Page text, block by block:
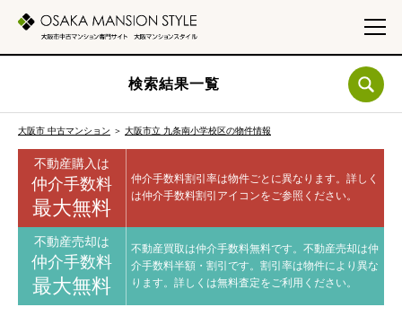
検索結果一覧
大阪市 中古マンション ＞ 大阪市立 九条南小学校区の物件情報
不動産購入は
仲介手数料
最大無料
仲介手数料割引率は物件ごとに異なります。 詳しく
は仲介手数料割引アイコンをご参照ください。
不動産売却は
仲介手数料
最大無料
不動産買取は仲介手数料無料です。 不動産売却は仲
介手数料半額・割引です。 割引率は物件により異な
ります。 詳しくは無料査定をご利用ください。